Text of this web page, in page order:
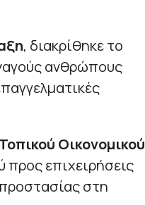
, διακρίθηκε το
ανθρώπους
Τοπικού Οικονομικού
επιχειρήσεις
στη